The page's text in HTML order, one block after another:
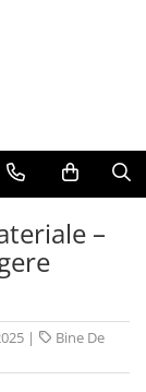
–
|
Bine De